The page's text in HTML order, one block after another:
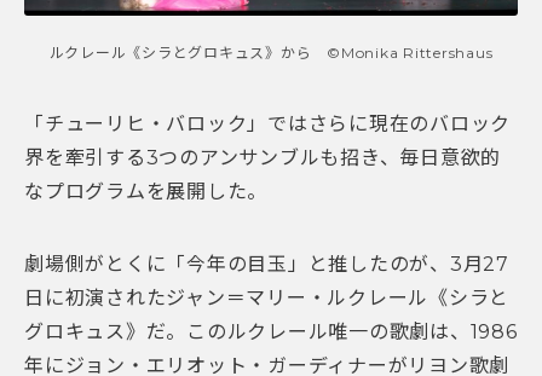
ルクレール《シラとグロキュス》から ©Monika Rittershaus
「チューリヒ・バロック」ではさらに現在のバロック
界を牽引する3つのアンサンブルも招き、毎日意欲的
なプログラムを展開した。
劇場側がとくに「今年の目玉」と推したのが、3月27
日に初演されたジャン＝マリー・ルクレール《シラと
グロキュス》だ。このルクレール唯一の歌劇は、1986
年にジョン・エリオット・ガーディナーがリヨン歌劇